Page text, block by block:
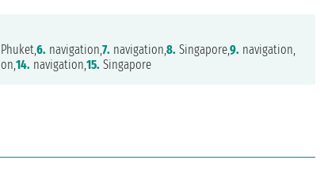
Phuket,6. navigation,7. navigation,8. Singapore,9. navigation,
14. navigation,15. Singapore